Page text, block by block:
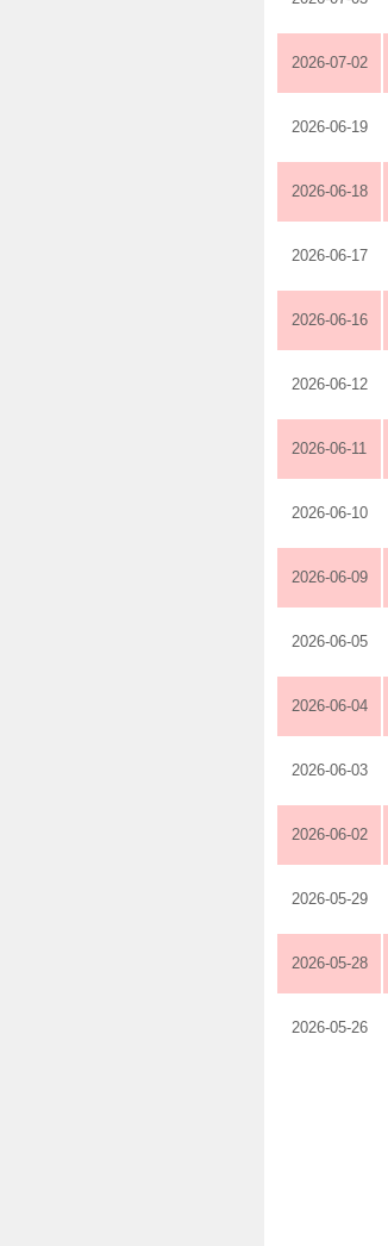
2026-07-02
2026-06-19
2026-06-18
2026-06-17
2026-06-16
2026-06-12
2026-06-11
2026-06-10
2026-06-09
2026-06-05
2026-06-04
2026-06-03
2026-06-02
2026-05-29
2026-05-28
2026-05-26